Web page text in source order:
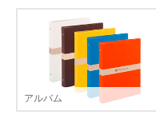
アルバム